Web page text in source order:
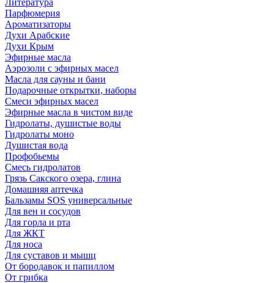
Литература
Парфюмерия
Ароматизаторы
Духи Арабские
Духи Крым
Эфирные масла
Аэрозоли с эфирных масел
Масла для сауны и бани
Подарочные открытки, наборы
Смеси эфирных масел
Эфирные масла в чистом виде
Гидролаты, душистые воды
Гидролаты моно
Душистая вода
Профобьемы
Смесь гидролатов
Грязь Сакского озера, глина
Домашняя аптечка
Бальзамы SOS универсальные
Для вен и сосудов
Для горла и рта
Для ЖКТ
Для носа
Для суставов и мышц
От бородавок и папиллом
От грибка